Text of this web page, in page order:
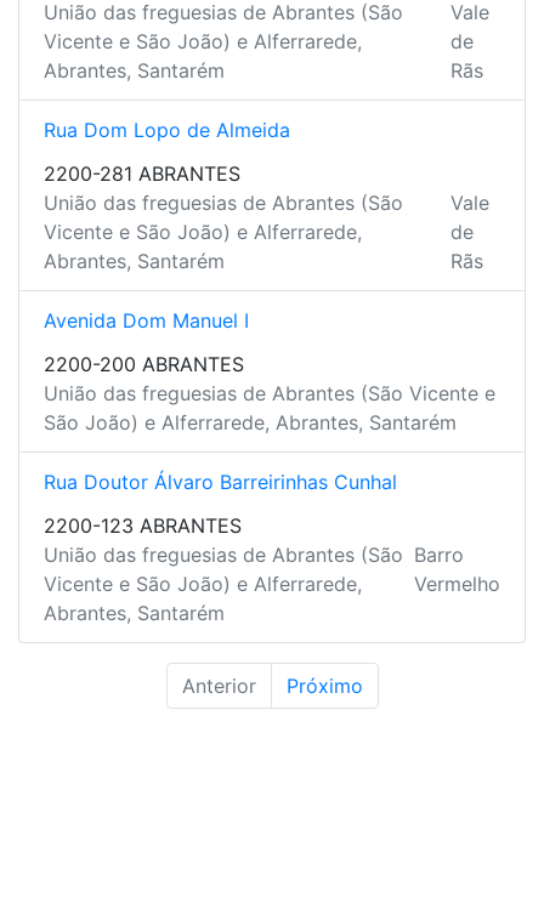
União das freguesias de Abrantes (São
Vicente e São João) e Alferrarede,
Abrantes, Santarém
Vale
de
Rãs
Rua Dom Lopo de Almeida
2200-281 ABRANTES
União das freguesias de Abrantes (São
Vicente e São João) e Alferrarede,
Abrantes, Santarém
Vale
de
Rãs
Avenida Dom Manuel I
2200-200 ABRANTES
União das freguesias de Abrantes (São Vicente e
São João) e Alferrarede, Abrantes, Santarém
Rua Doutor Álvaro Barreirinhas Cunhal
2200-123 ABRANTES
União das freguesias de Abrantes (São
Vicente e São João) e Alferrarede,
Abrantes, Santarém
Barro
Vermelho
Anterior Próximo